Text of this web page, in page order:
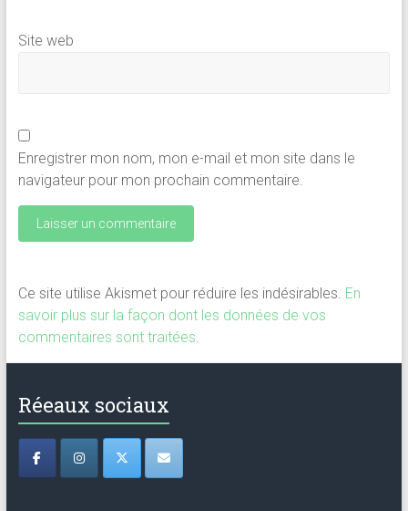
Site web
Enregistrer mon nom, mon e-mail et mon site dans le
navigateur pour mon prochain commentaire.
Ce site utilise Akismet pour réduire les indésirables. En
savoir plus sur la façon dont les données de vos
commentaires sont traitées.
Réeaux sociaux